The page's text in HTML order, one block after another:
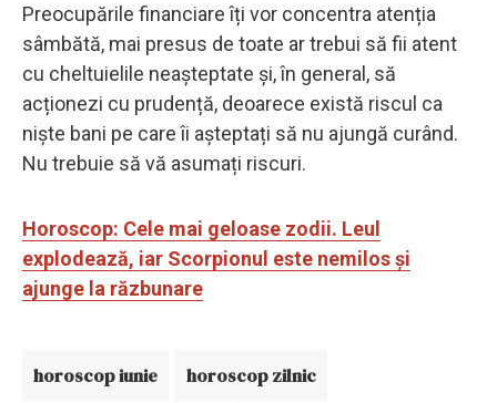
Preocupările financiare îți vor concentra atenția
sâmbătă, mai presus de toate ar trebui să fii atent
cu cheltuielile neașteptate și, în general, să
acționezi cu prudență, deoarece există riscul ca
niște bani pe care îi așteptați să nu ajungă curând.
Nu trebuie să vă asumați riscuri.
Horoscop: Cele mai geloase zodii. Leul
explodează, iar Scorpionul este nemilos și
ajunge la răzbunare
horoscop iunie horoscop zilnic